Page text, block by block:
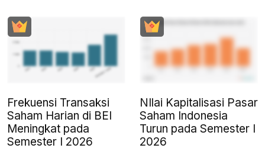
Frekuensi Transaksi
Saham Harian di BEI
Meningkat pada
Semester I 2026
NIlai Kapitalisasi Pasar
Saham Indonesia
Turun pada Semester I
2026